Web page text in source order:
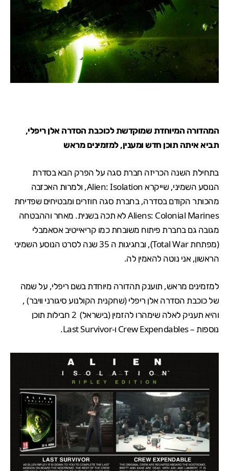
המהדורה המיוחדת שמוקדשת לכוכבת הסדרה אלן ריפלי,
תביא איתה תוכן חדש ומענין, למזמינים מראש
בתחילת השנה הכריזה חברת סגה על הפרק הבא בסדרת
הנוסע השמיני, שייקראAlien: Isolation, ולמרות האכזבה
מהכותר הקודם בסדרה, בחברת סגה חוזרים ומבטיחים שפדיחת
Aliens: Colonial Marinesלא תכה בשנית. מאחר וההבטחה
מגובה גם בחברת פיתוח משובחת כמו קריאייטיב אסאמבלי
(מפתחתTotal War
), ובחגיגות ה 35 שנה לסרט הנוסע השמיני
הראשון, אני נוטה להאמין לה.
למזמינים מראש, תוענק תהדורה מיוחדת בשם ריפלי, על שמה
של כוכבת הסדרה אלן ריפלי (שחקנית הקולנוע סיגורני וויבר) ,
והיא תעניק לאלה שימהרו להזמין (בישראל) 2 חבילות תוכן
נוספות – Crew Expendables ו-Last Survivor.